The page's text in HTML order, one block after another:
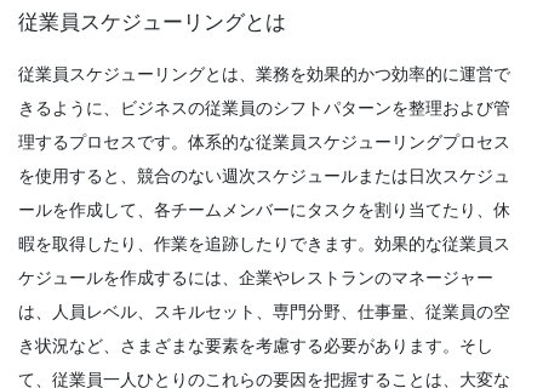
Excel で毎日のスケジュールテンプレート
のスケジュールを作成しても、プロセスに
飽きている
Michelle Jaco Oct 12, 2020
Scheduling
すべてのスケジュールメーカーが
Michelle Jaco Oct 12, 2020
Scheduling
レイアウトされた毎週のスケジュールであ
なたの生活を楽にする10のアプリ
スタッフライター Mar 22, 2022
従業員のスケジュールを最大化する方法
Michelle Jaco Oct 12, 2020
従業員スケジューリングとは
従業員スケジューリングとは、業務を効果的かつ効率的に運営で
きるように、ビジネスの従業員のシフトパターンを整理および管
理するプロセスです。体系的な従業員スケジューリングプロセス
を使用すると、競合のない週次スケジュールまたは日次スケジュ
ールを作成して、各チームメンバーにタスクを割り当てたり、休
暇を取得したり、作業を追跡したりできます。 効果的な従業員ス
ケジュールを作成するには、企業やレストランのマネージャー
は、人員レベル、スキルセット、専門分野、仕事量、従業員の空
き状況など、さまざまな要素を考慮する必要があります。そし
て、従業員一人ひとりのこれらの要因を把握することは、大変な